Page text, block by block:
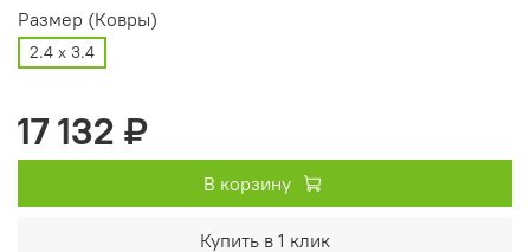
Размер (Ковры)
2.4 х 3.4
17 132 ₽
В корзину
Купить в 1 клик